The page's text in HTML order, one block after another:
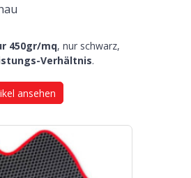
450gr/mq, nur schwarz,
Verhältnis.
ansehen